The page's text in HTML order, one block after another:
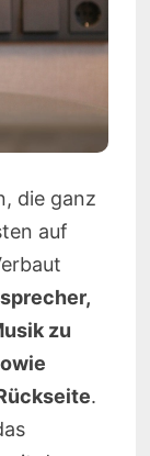
die ganz
auf
zu
.